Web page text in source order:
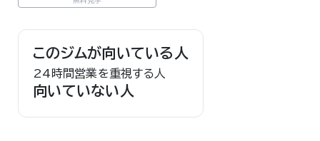
このジムが向いている人
24時間営業を重視する人
向いていない人